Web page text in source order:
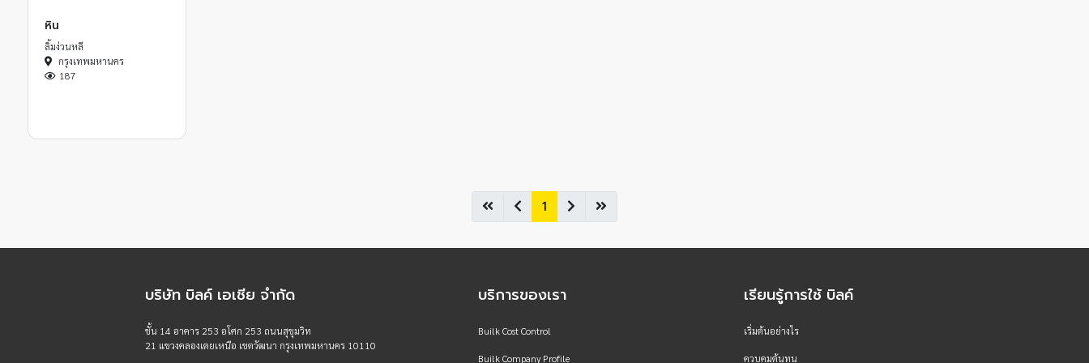
หิน
ลิ้มง่วนหลี
กรุงเทพมหานคร
187
1
บริษัท บิลค์ เอเชีย จำกัด
ชั้น 14 อาคาร 253 อโศก 253 ถนนสุขุมวิท
21 แขวงคลองเตยเหนือ เขตวัฒนา กรุงเทพมหานคร 10110
บริการของเรา
Builk Cost Control
Builk Company Profile
เรียนรู้การใช้ บิลค์
เริ่มต้นอย่างไร
ควบคุมต้นทุน